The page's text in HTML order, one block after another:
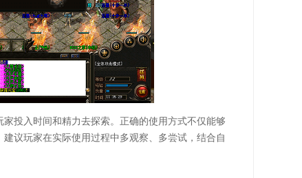
投入时间和精力去探索。正确的使用方式不仅能够
议玩家在实际使用过程中多观察、多尝试，结合自